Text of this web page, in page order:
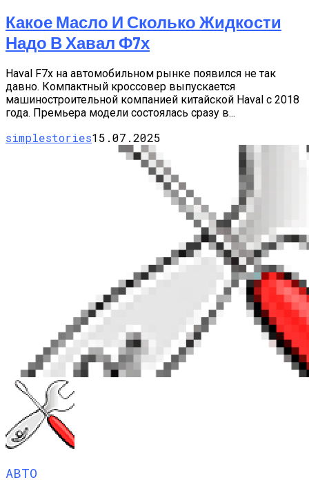
Какое Масло И Сколько Жидкости
Надо В Хавал Ф7х
Haval F7х на автомобильном рынке появился не так
давно. Компактный кроссовер выпускается
машиностроительной компанией китайской Haval с 2018
года. Премьера модели состоялась сразу в...
simplestories15.07.2025
АВТО